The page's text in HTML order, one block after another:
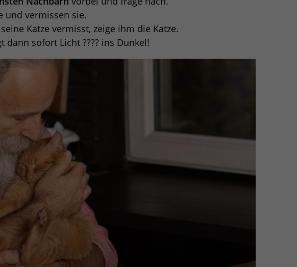
und vermissen sie.
Katze vermisst, zeige ihm die Katze.
dann sofort Licht ???? ins Dunkel!